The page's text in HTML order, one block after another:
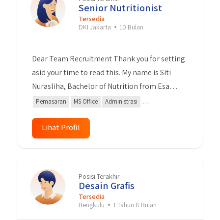
contribution in the field of fsdsdf.
Senior Nutritionist
Tersedia
DKI Jakarta
10 Bulan
Dear Team Recruitment Thank you for setting
asid your time to read this. My name is Siti
Nurasliha, Bachelor of Nutrition from Esa
Unggul University. I have 3 years experience as
nutritionist, I was also active in partnership,
content creator, product knowledge,
marketing activities. I can work independently
or team work. I am a highly organised,
professionals and self-motivated. With this
experience I am sure that I can give my best
Pemasaran MS Office
Administrasi
Kepemimpinan
Content Creator
Berbicara di Depan Umum
Lihat Profil
Posisi Terakhir
Desain Grafis
Tersedia
Bengkulu
1 Tahun 8 Bulan